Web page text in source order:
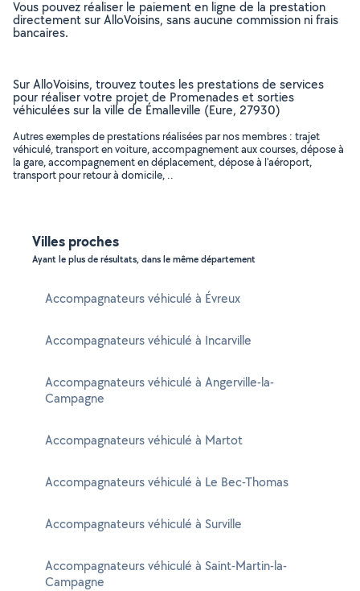
Vous pouvez réaliser le paiement en ligne de la prestation
directement sur AlloVoisins, sans aucune commission ni frais
bancaires.
Sur AlloVoisins, trouvez toutes les prestations de services
pour réaliser votre projet de Promenades et sorties
véhiculées sur la ville de Émalleville (Eure, 27930)
Autres exemples de prestations réalisées par nos membres : trajet
véhiculé, transport en voiture, accompagnement aux courses, dépose à
la gare, accompagnement en déplacement, dépose à l'aéroport,
transport pour retour à domicile, ..
Villes proches
Ayant le plus de résultats, dans le même département
Accompagnateurs véhiculé à Évreux
Accompagnateurs véhiculé à Incarville
Accompagnateurs véhiculé à Angerville-la-
Campagne
Accompagnateurs véhiculé à Martot
Accompagnateurs véhiculé à Le Bec-Thomas
Accompagnateurs véhiculé à Surville
Accompagnateurs véhiculé à Saint-Martin-la-
Campagne